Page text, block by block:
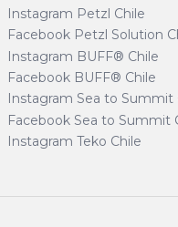
Instagram Petzl Chile
Facebook Petzl Solution
Instagram BUFF® Chile
Facebook BUFF® Chile
Instagram Sea to Summit
Facebook Sea to Summit
Instagram Teko Chile